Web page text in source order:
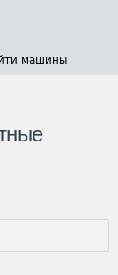
машины